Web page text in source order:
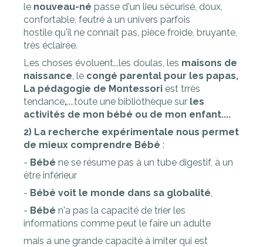
le nouveau-né passe d'un lieu sécurisé, doux,
confortable, feutré à un univers parfois
hostile qu'il ne connait pas, pièce froide, bruyante,
très éclairée.
Les choses évoluent...les doulas, les maisons de
naissance , le congé parental pour les papas,
La pédagogie de Montessori est trrès
tendance,....toute une bibliothèque sur les
activités de mon bébé ou de mon enfant....
2) La recherche expérimentale nous permet
de mieux comprendre Bébé :
- Bébé ne se résume pas à un tube digestif, à un
être inférieur
- Bébé voit le monde dans sa globalité
- Bébé n'a pas la capacité de trier les
informations comme peut le faire un adulte
mais a une grande capacité à imiter qui est